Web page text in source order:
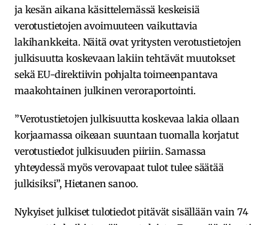
ja kesän aikana käsittelemässä keskeisiä
verotustietojen avoimuuteen vaikuttavia
lakihankkeita. Näitä ovat yritysten verotustietojen
julkisuutta koskevaan lakiin tehtävät muutokset
sekä EU-direktiivin pohjalta toimeenpantava
maakohtainen julkinen veroraportointi.
”Verotustietojen julkisuutta koskevaa lakia ollaan
korjaamassa oikeaan suuntaan tuomalla korjatut
verotustiedot julkisuuden piiriin. Samassa
yhteydessä myös verovapaat tulot tulee säätää
julkisiksi”, Hietanen sanoo.
Nykyiset julkiset tulotiedot pitävät sisällään vain 74